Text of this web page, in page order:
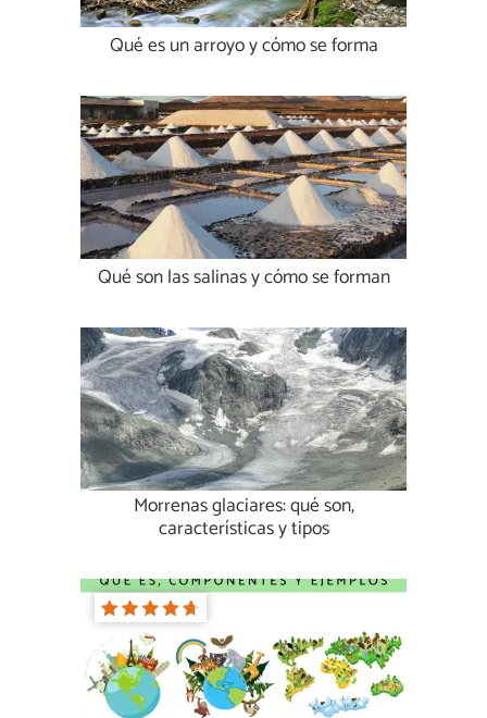
Qué es un arroyo y cómo se forma
Qué son las salinas y cómo se forman
Morrenas glaciares: qué son,
características y tipos